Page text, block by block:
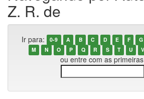
Z. R. de
Ir para: 0-9 A B C D E F G
M
N O P Q R S T U V
ou entre com as